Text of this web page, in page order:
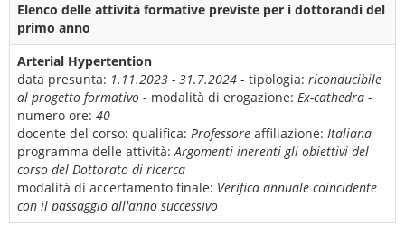
Elenco delle attività formative previste per i dottorandi del
primo anno
Arterial Hypertention
data presunta: 1.11.2023 - 31.7.2024 - tipologia: riconducibile
al progetto formativo - modalità di erogazione: Ex-cathedra -
numero ore: 40
docente del corso: qualifica: Professore affiliazione: Italiana
programma delle attività:Argomenti inerenti gli obiettivi del
corso del Dottorato di ricerca
modalità di accertamento finale: Verifica annuale coincidente
con il passaggio all'anno successivo